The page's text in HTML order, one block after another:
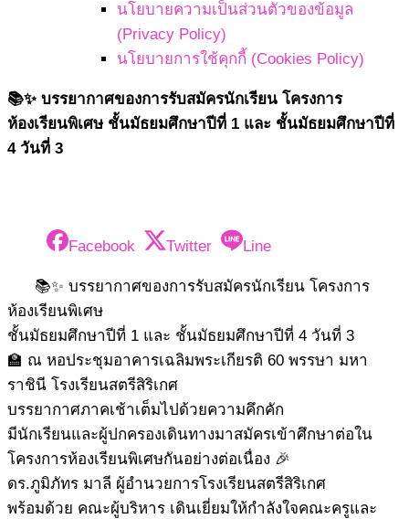
นโยบายความเป็นส่วนตัวของข้อมูล
(Privacy Policy)
นโยบายการใช้คุกกี้ (Cookies Policy)
📚✨ บรรยากาศของการรับสมัครนักเรียน โครงการ
ห้องเรียนพิเศษ ชั้นมัธยมศึกษาปีที่ 1 และ ชั้นมัธยมศึกษาปีที่
4 วันที่ 3
Facebook Twitter Line
📚✨ บรรยากาศของการรับสมัครนักเรียน โครงการ
ห้องเรียนพิเศษ
ชั้นมัธยมศึกษาปีที่ 1 และ ชั้นมัธยมศึกษาปีที่ 4 วันที่ 3
🏫 ณ หอประชุมอาคารเฉลิมพระเกียรติ 60 พรรษา มหา
ราชินี โรงเรียนสตรีสิริเกศ
บรรยากาศภาคเช้าเต็มไปด้วยความคึกคัก
มีนักเรียนและผู้ปกครองเดินทางมาสมัครเข้าศึกษาต่อใน
โครงการห้องเรียนพิเศษกันอย่างต่อเนื่อง 🎉
ดร.ภูมิภัทร มาลี ผู้อำนวยการโรงเรียนสตรีสิริเกศ
พร้อมด้วย คณะผู้บริหาร เดินเยี่ยมให้กำลังใจคณะครูและ